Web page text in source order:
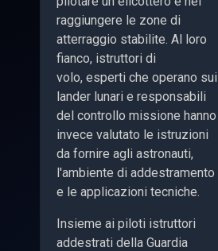
raggiungere le zone di
atterraggio stabilite. Al loro
fianco, istruttori di
volo, esperti che operano sui
lander lunari e responsabili
del controllo missione hanno
invece valutato le istruzioni
da fornire agli astronauti,
l'ambiente di addestramento
e le applicazioni tecniche.
Insieme ai piloti istruttori
addestrati della Guardia